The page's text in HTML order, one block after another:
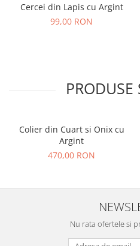
Cercei din Lapis cu Argint
99,00 RON
PRODUSE
Colier din Cuart si Onix cu
Argint
470,00 RON
Nu rata ofertele si